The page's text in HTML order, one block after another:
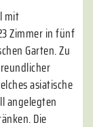
mit
Zimmer in fünf
Garten. Zu
asiatische
angelegten
Die